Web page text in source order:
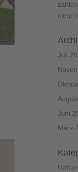
nicht
Juli
Juni
März